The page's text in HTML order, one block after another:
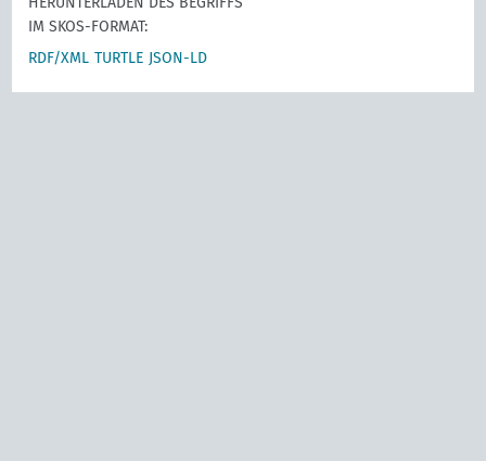
IM SKOS-FORMAT:
RDF/XML TURTLE JSON-LD